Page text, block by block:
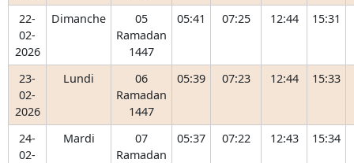
22-
02-
2026
Dimanche
05
Ramadan
1447
05:41 07:25 12:44 15:31
23-
02-
2026
Lundi
06
Ramadan
1447
05:39 07:23 12:44 15:33
24-
02-
Mardi
07
Ramadan
05:37 07:22 12:43 15:34